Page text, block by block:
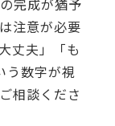
注意が必要
丈夫」「も
う数字が視
相談くださ